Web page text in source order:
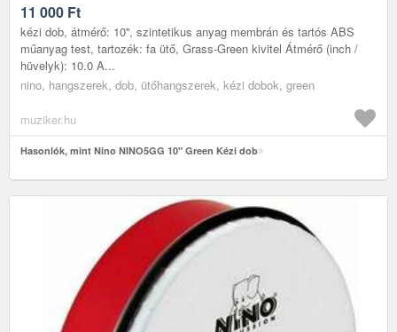
11 000 Ft
kézi dob, átmérő: 10'', szintetikus anyag membrán és tartós ABS
műanyag test, tartozék: fa ütő, Grass-Green kivitel Átmérő (inch /
hüvelyk): 10.0 A...
nino, hangszerek, dob, ütőhangszerek, kézi dobok, green
muziker.hu
Hasonlók, mint Nino NINO5GG 10" Green Kézi dob